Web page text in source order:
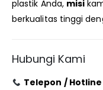
plastik Anda, misi
berkualitas tinggi
Hubungi Kami
Telepon / Hotline